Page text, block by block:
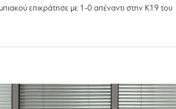
επικράτησε με 1-0 απέναντι στην Κ19 του